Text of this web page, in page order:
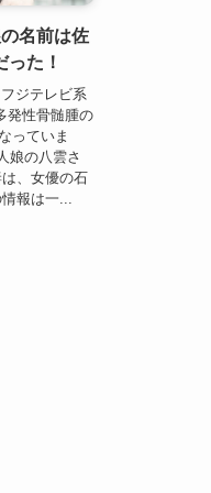
名前は佐
た！
ジテレビ系
発性骨髄腫の
っていま
娘の八雲さ
、女優の石
報は一...